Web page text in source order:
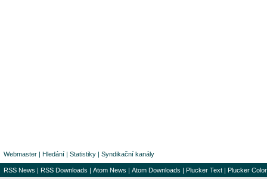
Webmaster | Hledání | Statistiky | Syndikační kanály
RSS News | RSS Downloads | Atom News | Atom Downloads | Plucker Text | Plucker Color